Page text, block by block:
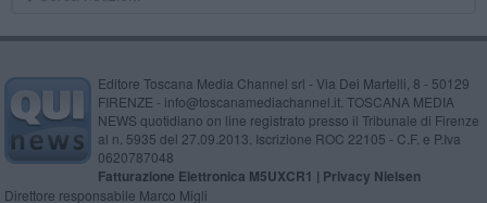
Editore Toscana Media Channel srl - Via Dei Martelli, 8 - 50129
FIRENZE - info@toscanamediachannel.it. TOSCANA MEDIA
NEWS quotidiano on line registrato presso il Tribunale di Firenze
al n. 5935 del 27.09.2013. Iscrizione ROC 22105 - C.F. e P.Iva
0620787048
Fatturazione Elettronica M5UXCR1 | Privacy Nielsen
Direttore responsabile Marco Migli